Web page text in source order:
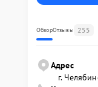
ОбзорОтзывы 255
Адрес
г.